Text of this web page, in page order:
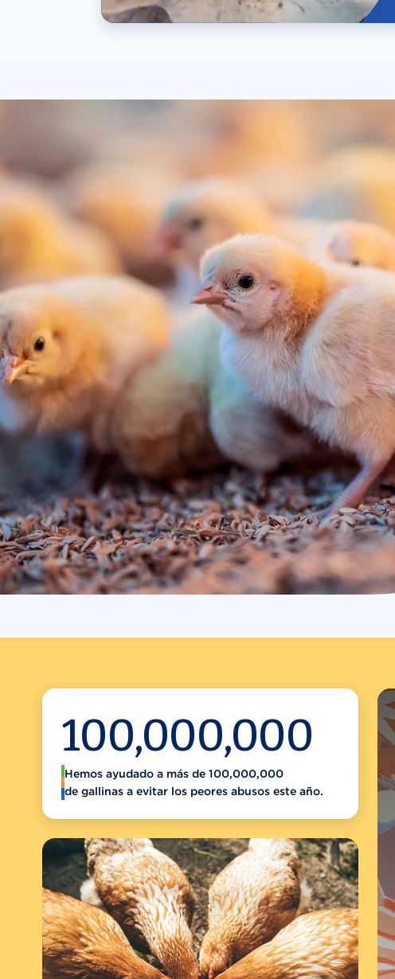
100,000,000
Hemos ayudado a más de 100,000,000
de gallinas a evitar los peores abusos este año.